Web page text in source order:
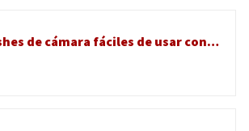
Flashes de cámara fáciles de usar con iluminación natural para creadores de contenido, parpadea luz para fotografía